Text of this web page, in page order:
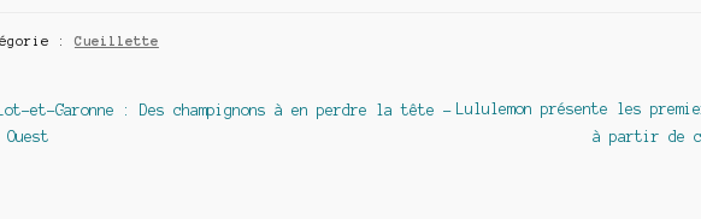
: Cueillette
:
Lot-et-Garonne : Des champignons à en perdre la tête –
Ouest
Article
Lululemon présente les
à partir de